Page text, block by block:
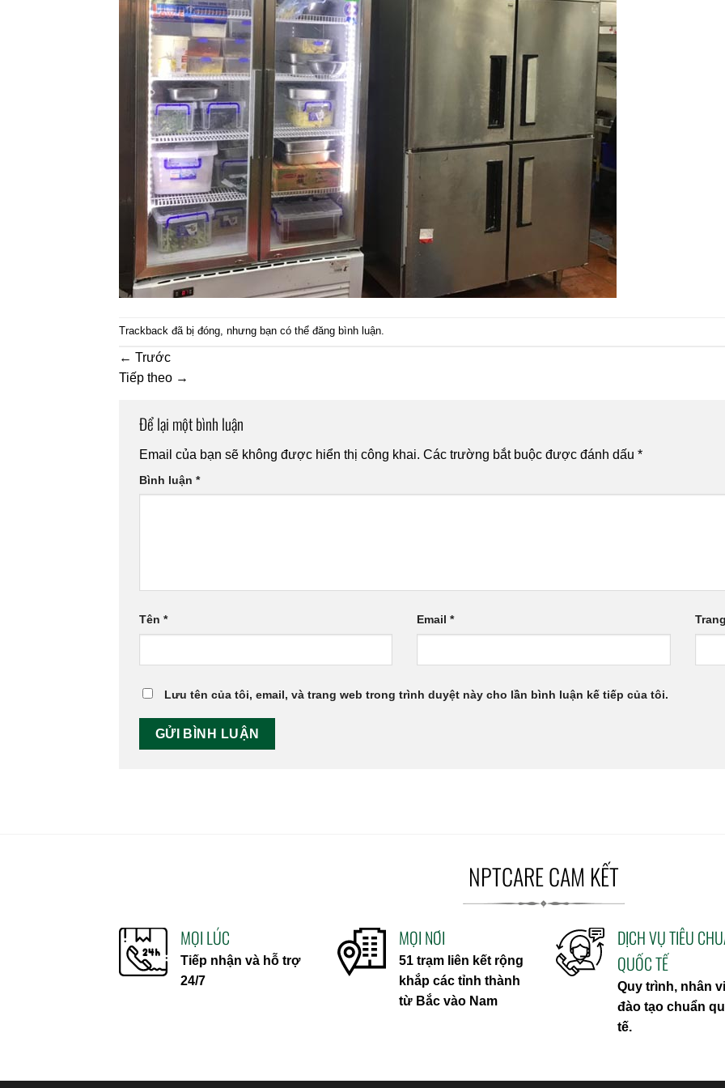
Trackback đã bị đóng, nhưng bạn có thể đăng bình luận.
← Trước
Tiếp theo →
Để lại một bình luận
Email của bạn sẽ không được hiển thị công khai. Các trường bắt buộc được đánh dấu *
Bình luận *
Tên * Email*
Lưu tên của tôi, email, và trang web trong trình duyệt này cho lần bình luận kế tiếp của tôi.
NPTCARE CAM KẾT
MỌI LÚC
Tiếp nhận và hỗ trợ
24/7
MỌI NƠI
51 trạm liên kết rộng
khắp các tỉnh thành
từ Bắc vào Nam
DỊCH VỤ TIÊU
QUỐC TẾ
Quy trình, nhân
đào tạo chuẩn
tế.